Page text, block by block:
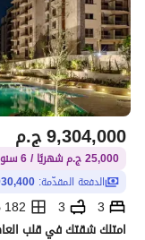
ج.م9,304,000
25,000 ج.م شهريًا / 6 سنوات
الدفعة المقدّمة: 930,400
3
3
182 متر مربع